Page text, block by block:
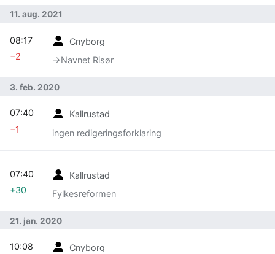
11. aug. 2021
Cnyborg
→‎Navnet Risør
08:17
−2
3. feb. 2020
Kallrustad
ingen redigeringsforklaring
07:40
−1
Kallrustad
Fylkesreformen
07:40
+30
21. jan. 2020
Cnyborg
10:08